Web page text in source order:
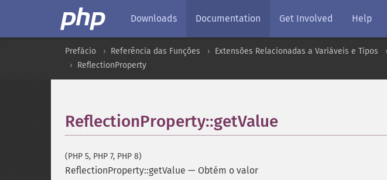
Downloads Documentation Get Involved Help
Prefácio Referência das Funções Extensões Relacionadas a Variáveis e Tipos
ReflectionProperty
ReflectionProperty::getValue
(PHP 5, PHP 7, PHP 8)
ReflectionProperty::getValue — Obtém o valor